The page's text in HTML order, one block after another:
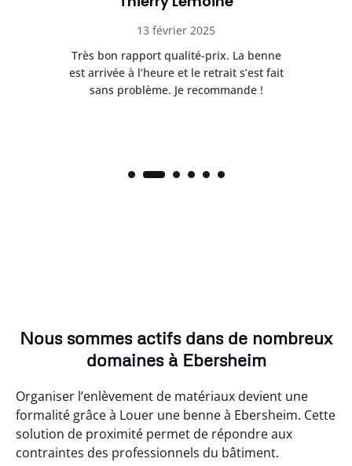
13 février 2025
Très bon rapport qualité-prix. La benne
est arrivée à l’heure et le retrait s’est fait
sans problème. Je recommande !
Nous sommes actifs dans de nombreux
domaines à Ebersheim
Organiser l’enlèvement de matériaux devient une
formalité grâce à Louer une benne à Ebersheim. Cette
solution de proximité permet de répondre aux
contraintes des professionnels du bâtiment.